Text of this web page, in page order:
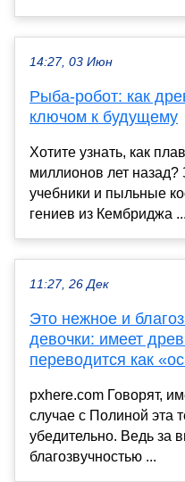
14:27, 03 Июн
Рыба-робот: как
ключом к будущему
Хотите узнать, как
миллионов лет назад?
учебники и пыльные
гениев из Кембриджа ...
11:27, 26 Дек
Это нежное и
девочки: имеет
переводится как
pxhere.com Говорят,
случае с Полиной эта
убедительно. Ведь за
благозвучностью ...